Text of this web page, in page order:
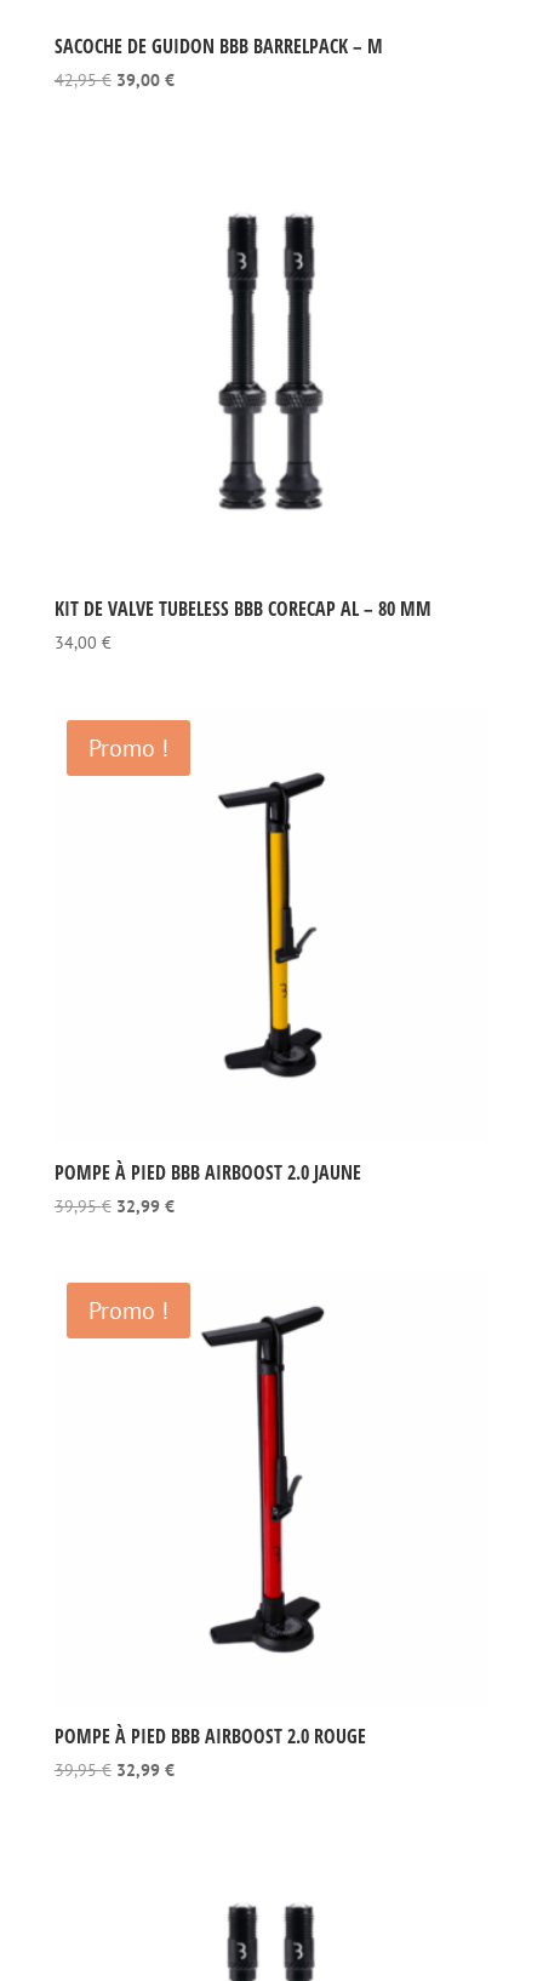
SACOCHE DE GUIDON BBB BARRELPACK – M
42,95€ Le
39,00 €Le
KIT DE VALVE TUBELESS BBB CORECAP AL – 80 MM
34,00 €
Promo !
POMPE À PIED BBB AIRBOOST 2.0 JAUNE
39,95€ Le
était :
39,95 €.
32,99 €Le
est :
Promo !
POMPE À PIED BBB AIRBOOST 2.0 ROUGE
39,95€ Le
32,99 €Le